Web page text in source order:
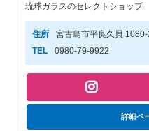
琉球ガラスのセレクトショップ
住所
宮古島市平良久貝 1080-
TEL
0980-79-9922
詳細ペ